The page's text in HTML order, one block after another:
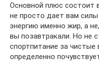
Основной плюс состоит
не просто дает вам
энергию именно жир, а
вы позавтракали. Но не
спортпитание за
определенно